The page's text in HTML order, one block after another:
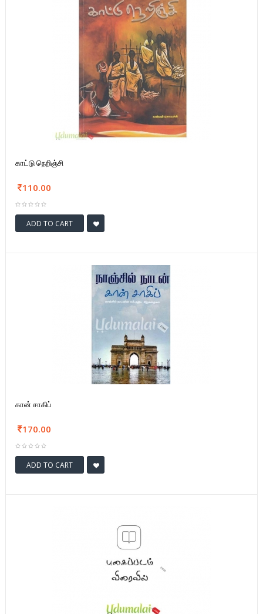
காட்டு நெறிஞ்சி
110.00
ADD TO CART
கான் சாகிப்
170.00
ADD TO CART